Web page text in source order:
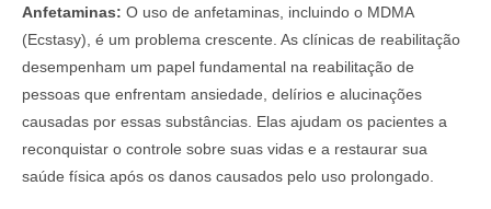
Anfetaminas: O uso de anfetaminas, incluindo o MDMA
(Ecstasy), é um problema crescente. As clínicas de reabilitação
desempenham um papel fundamental na reabilitação de
pessoas que enfrentam ansiedade, delírios e alucinações
causadas por essas substâncias. Elas ajudam os pacientes a
reconquistar o controle sobre suas vidas e a restaurar sua
saúde física após os danos causados pelo uso prolongado.